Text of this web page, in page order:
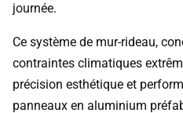
journée.
Ce système de mur-rideau,
contraintes climatiques
précision esthétique et
panneaux en aluminium